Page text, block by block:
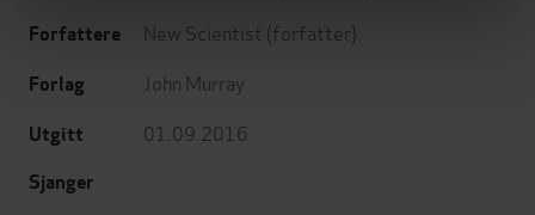
Forfattere New Scientist (forfatter)
Forlag John Murray
Utgitt 01.09.2016
Sjanger